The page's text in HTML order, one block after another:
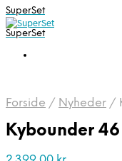
SuperSet
SuperSet
Forside / Nyheder /
Kybounder